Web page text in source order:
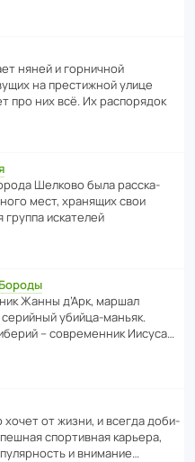
няней и горни­чной
на прес­ти­жной улице
про них всё. Их распо­рядок
Шелково была расска­
мест, хранящих свои
иска­телей
Жанны д’Арк, маршал
убийца-маньяк.
– совре­менник Иисуса…
хочет от жизни, и всегда доби­
спор­ти­вная карьера,
и внимание…